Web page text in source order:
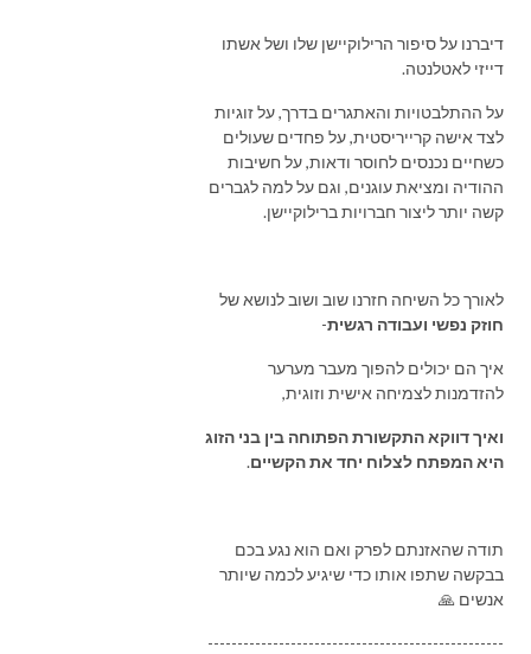
דיברנו על סיפור הרילוקיישן שלו ושל אשתו
דייזי לאטלנטה.
על ההתלבטויות והאתגרים בדרך, על זוגיות
לצד אישה קרייריסטית, על פחדים שעולים
כשחיים נכנסים לחוסר ודאות, על חשיבות
ההודיה ומציאת עוגנים, וגם על למה לגברים
קשה יותר ליצור חברויות ברילוקיישן.
לאורך כל השיחה חזרנו שוב ושוב לנושא של
חוזק נפשי ועבודה רגשית-
איך הם יכולים להפוך מעבר מערער
להזדמנות לצמיחה אישית וזוגית,
ואיך דווקא התקשורת הפתוחה בין בני הזוג
היא המפתח לצלוח יחד את הקשיים.
תודה שהאזנתם לפרק ואם הוא נגע בכם
בבקשה שתפו אותו כדי שיגיע לכמה שיותר
אנשים 🙏
--------------------------------------------------